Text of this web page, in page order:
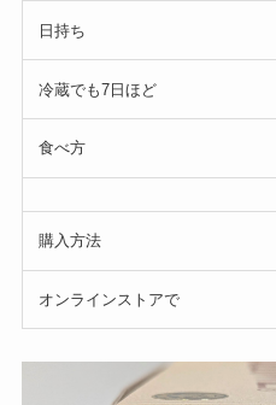
日持ち
冷蔵でも7日ほど
食べ方
購入方法
オンラインストアで